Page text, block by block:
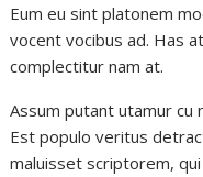
Eum eu sint platonem
vocent vocibus ad. Has
complectitur nam at.
Assum putant utamur cu
Est populo veritus
maluisset scriptorem,